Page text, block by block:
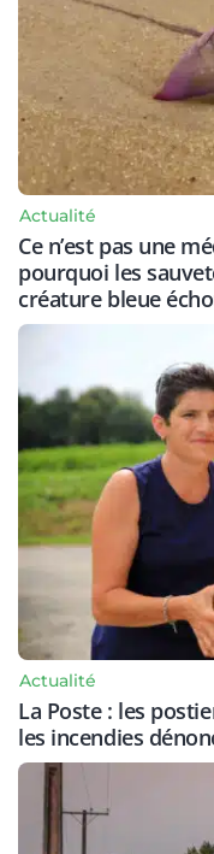
Actualité
Ce n’est pas une
pourquoi les
créature bleue
Actualité
La Poste : les
les incendies